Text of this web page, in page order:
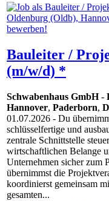
Bauleiter /
(m/w/d) *
Schwabenhaus GmbH-
Hannover, Paderborn,
01.07.2026 - Du
schlüsselfertige und
zentrale Schnittstelle
wirtschaftlichen Belange
Unternehmen sicher zum
übernimmst die
koordinierst gemeinsam
gesamten...